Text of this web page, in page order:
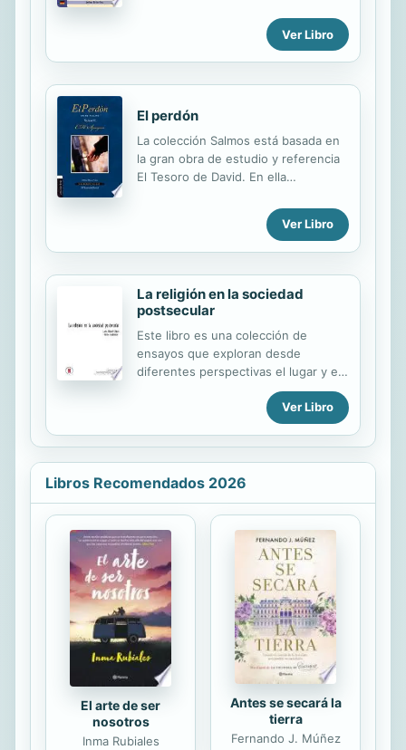
Ese diálogo tiene su paradigma en la
Ver Libro
El perdón
La colección Salmos está basada en
la gran obra de estudio y referencia
El Tesoro de David. En ella
Escrituras; desde los hechos de la
creación narrados en Génesis,
pasando por la historia de Israel y los
muerte expiatoria de Jesús el
Mesías; su resurrección, ascensión a
los cielos y segunda venida.
Ver Libro
La religión en la sociedad
postsecular
Este libro es una colección de
ensayos que exploran desde
diferentes perspectivas el lugar y el
papel de la religión en las sociedades
contemporáneas, que han sido
definidas como post-seculares. En
efecto, el proceso de secularización
caracterizado por fenómenos como
la diferenciación de esferas sociales,
religiosas y la privatización de la
religión-, lejos de haber conducido a
la desaparición de la religión, ha
llevado a su transformación y al
surgimiento de nuevas formas de
presencia religiosa en la política, la
cultura y otras dimensiones...
Ver Libro
Libros Recomendados 2026
El arte de ser
nosotros
Inma Rubiales
Antes se secará la
tierra
Fernando J. Múñez